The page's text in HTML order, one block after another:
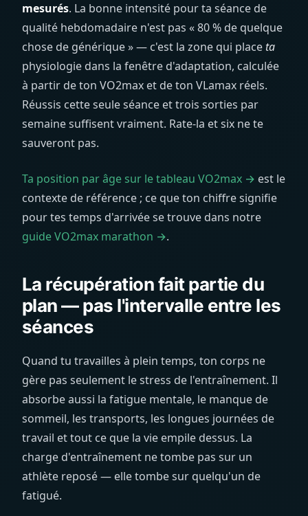
mesurés. La bonne intensité pour ta séance de
qualité hebdomadaire n'est pas « 80 % de quelque
chose de générique » — c'est la zone qui placeta
physiologie dans la fenêtre d'adaptation, calculée
à partir de ton VO2max et de ton VLamax réels.
Réussis cette seule séance et trois sorties par
semaine suffisent vraiment. Rate-la et six ne te
sauveront pas.
Ta position par âge sur le tableau VO2max → est le
contexte de référence ; ce que ton chiffre signifie
pour tes temps d'arrivée se trouve dans notre
guide VO2max marathon →.
La récupération fait partie du
plan — pas l'intervalle entre les
séances
Quand tu travailles à plein temps, ton corps ne
gère pas seulement le stress de l'entraînement. Il
absorbe aussi la fatigue mentale, le manque de
sommeil, les transports, les longues journées de
travail et tout ce que la vie empile dessus. La
charge d'entraînement ne tombe pas sur un
athlète reposé — elle tombe sur quelqu'un de
fatigué.